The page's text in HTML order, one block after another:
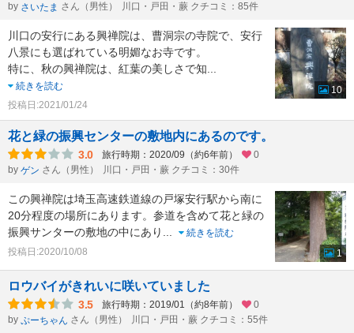
by さいたま さん（男性） 川口・戸田・蕨 クチコミ：85件
川口の安行にある興禅院は、曹洞宗の寺院で、安行
八景にも選ばれている明媚なお寺です。
特に、秋の興禅院は、紅葉の美しさで知
続きを読む
投稿日:2021/01/24
10
花と緑の振興センターの敷地内にあるのです。
3.0 旅行時期：2020/09（約6年前）
0
by ゲン さん（男性） 川口・戸田・蕨 クチコミ：30件
この興禅院は埼玉高速鉄道線の戸塚安行駅から南に
20分程度の場所にあります。参道を含めて花と緑の
振興サンターの敷地の中にあり
続きを読む
投稿日:2020/10/08
1
ロウバイがきれいに咲いていました
3.5 旅行時期：2019/01（約8年前）
0
by ぷーちゃん さん（男性） 川口・戸田・蕨 クチコミ：55件